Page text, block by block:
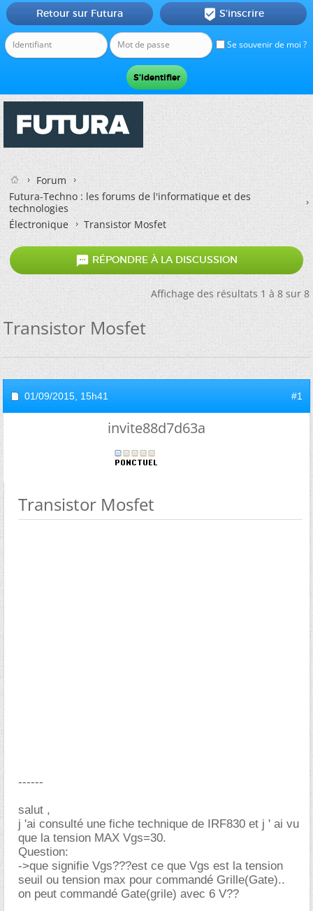
Se souvenir de moi ?
Retour sur Futura  S'inscrire
Forum
Futura-Techno : les forums de l'informatique et des
technologies
Électronique
Transistor Mosfet
 RÉPONDRE À LA DISCUSSION
Affichage des résultats 1 à 8 sur 8
Transistor Mosfet
01/09/2015, 15h41 #1
invite88d7d63a
Transistor Mosfet
------
salut ,
j 'ai consulté une fiche technique de IRF830 et j ' ai vu
que la tension MAX Vgs=30.
Question:
->que signifie Vgs???est ce que Vgs est la tension
seuil ou tension max pour commandé Grille(Gate)..
on peut commandé Gate(grile) avec 6 V??